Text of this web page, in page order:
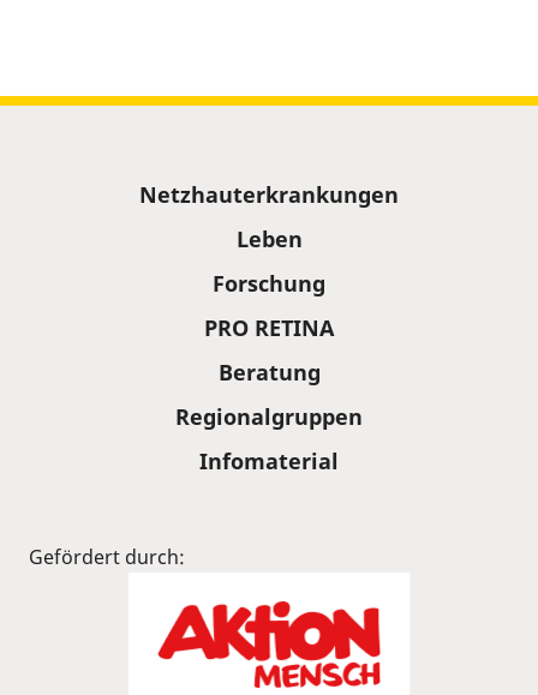
Netzhauterkrankungen
Leben
Forschung
PRO RETINA
Beratung
Regionalgruppen
Infomaterial
Gefördert durch: